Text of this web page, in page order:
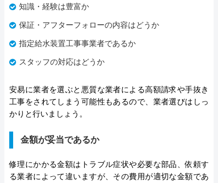
知識・経験は豊富か
保証・アフターフォローの内容はどうか
指定給水装置工事事業者であるか
スタッフの対応はどうか
安易に業者を選ぶと悪質な業者による高額請求や手抜き
工事をされてしまう可能性もあるので、業者選びはしっ
かりと行いましょう。
金額が妥当であるか
修理にかかる金額はトラブル症状や必要な部品、依頼す
る業者によって違いますが、その費用が適切な金額であ